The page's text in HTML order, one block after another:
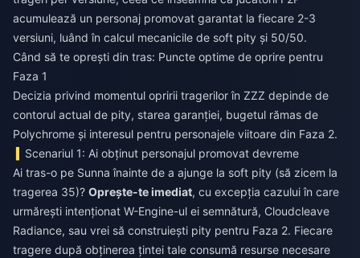
acumulează un personaj promovat garantat la fiecare 2-3
versiuni, luând în calcul mecanicile de soft pity și 50/50.
Când să te oprești din tras: Puncte optime de oprire pentru
Faza 1
Decizia privind momentul opririi tragerilor în ZZZ depinde de
contorul actual de pity, starea garanției, bugetul rămas de
Polychrome și interesul pentru personajele viitoare din Faza 2.
Scenariul 1: Ai obținut personajul promovat devreme
Ai tras-o pe Sunna înainte de a ajunge la soft pity (să zicem la
tragerea 35)? Oprește-te imediat, cu excepția cazului în care
urmărești intenționat W-Engine-ul ei semnătură, Cloudcleave
Radiance, sau vrei să construiești pity pentru Faza 2. Fiecare
tragere după obținerea țintei tale consumă resurse necesare